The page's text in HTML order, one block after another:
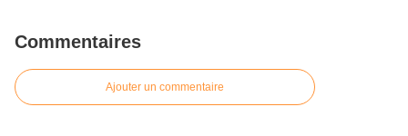
Commentaires
Ajouter un commentaire